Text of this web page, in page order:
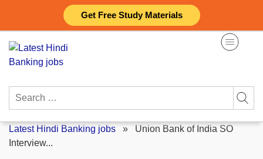
Get Free Study Materials
content
Search
Latest Hindi Banking jobs » Union Bank of India SO
Interview...